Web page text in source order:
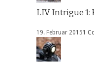
LIV Intrigue 1:
19. Februar 20151